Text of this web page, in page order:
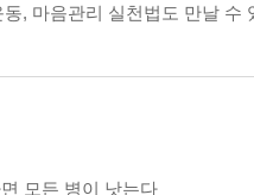
, 마음관리 실천법도 만날 수
모든 병이 낫는다